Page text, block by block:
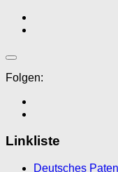
Folgen:
Linkliste
Deutsches